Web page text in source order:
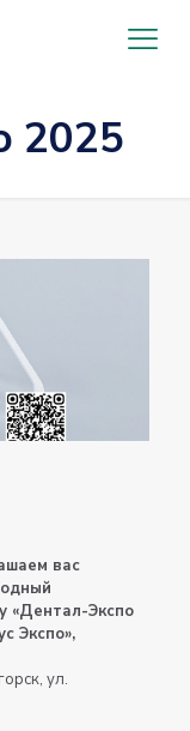
2025
вас
«Дентал-Экспо
Экспо»,
ул.